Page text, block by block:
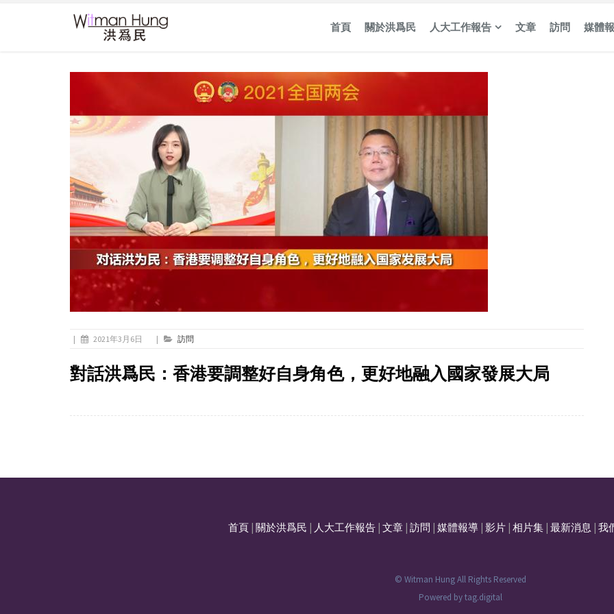
首頁 關於洪爲民 人大工作報告 文章 訪問 媒體
| 2021年3月6日 | 訪問
對話洪爲民：香港要調整好自身角色，更好地融入國家發展大局
首頁 關於洪爲民 人大工作報告 文章 訪問 媒體報導 影片 相片集 最新消息 我
© Witman Hung All Rights Reserved
Powered bytag.digital